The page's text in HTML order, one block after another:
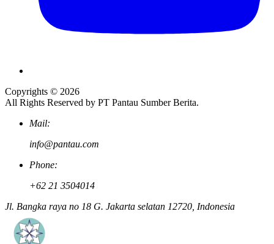
Copyrights © 2026
All Rights Reserved by PT Pantau Sumber Berita.
Mail:
info@pantau.com
Phone:
+62 21 3504014
Jl. Bangka raya no 18 G. Jakarta selatan 12720, Indonesia